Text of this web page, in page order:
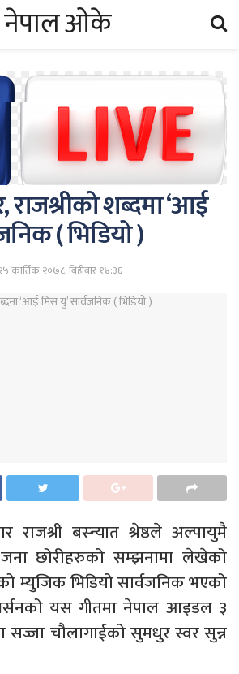
नेपाल ओके
शब्दमा ‘आई
( भिडियो )
कार्तिक २०७८, बिहीबार १४:३६
राजश्री बस्न्यात श्रेष्ठले अल्पायुमै
छोरीहरुको सम्झनामा लेखेको
म्युजिक भिडियो सार्वजनिक भएको
यस गीतमा नेपाल आइडल ३
सज्जा चौलागाईको सुमधुर स्वर सुन्न